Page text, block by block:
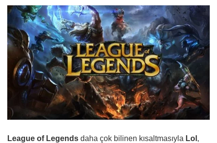
League of Legends daha çok bilinen kısaltmasıyla Lol ,